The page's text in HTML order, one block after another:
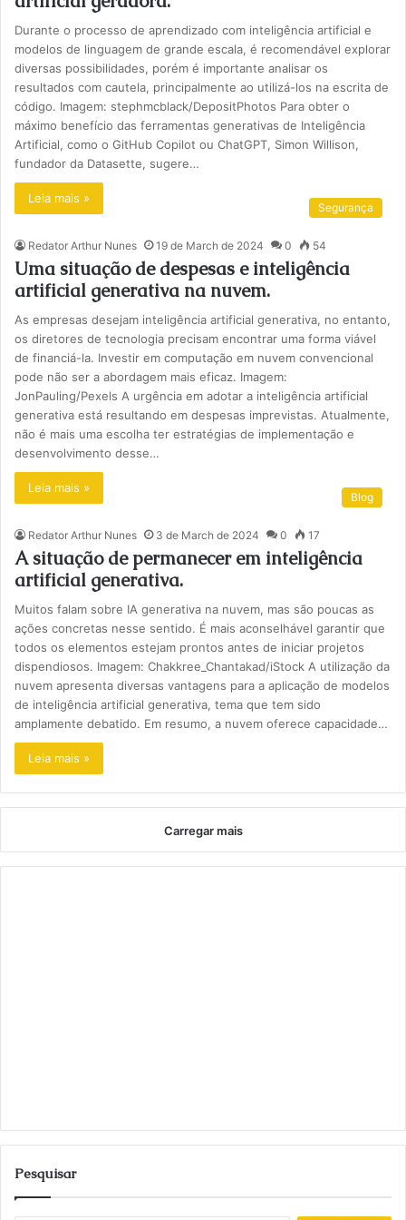
Durante o processo de aprendizado com inteligência artificial e
modelos de linguagem de grande escala, é recomendável explorar
diversas possibilidades, porém é importante analisar os
resultados com cautela, principalmente ao utilizá-los na escrita de
código. Imagem: stephmcblack/DepositPhotos Para obter o
máximo benefício das ferramentas generativas de Inteligência
Artificial, como o GitHub Copilot ou ChatGPT, Simon Willison,
fundador da Datasette, sugere…
Leia mais »
Segurança
Redator Arthur Nunes 19 de March de 2024 0 54
Uma situação de despesas e inteligência
artificial generativa na nuvem.
As empresas desejam inteligência artificial generativa, no entanto,
os diretores de tecnologia precisam encontrar uma forma viável
de financiá-la. Investir em computação em nuvem convencional
pode não ser a abordagem mais eficaz. Imagem:
JonPauling/Pexels A urgência em adotar a inteligência artificial
generativa está resultando em despesas imprevistas. Atualmente,
não é mais uma escolha ter estratégias de implementação e
desenvolvimento desse…
Leia mais »
Blog
Redator Arthur Nunes 3 de March de 2024 0 17
A situação de permanecer em inteligência
artificial generativa.
Muitos falam sobre IA generativa na nuvem, mas são poucas as
ações concretas nesse sentido. É mais aconselhável garantir que
todos os elementos estejam prontos antes de iniciar projetos
dispendiosos. Imagem: Chakkree_Chantakad/iStock A utilização da
nuvem apresenta diversas vantagens para a aplicação de modelos
de inteligência artificial generativa, tema que tem sido
amplamente debatido. Em resumo, a nuvem oferece capacidade…
Leia mais »
Carregar mais
Pesquisar